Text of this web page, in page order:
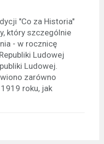
"Co za Historia"
który szczególnie
- w rocznicę
Ludowej
Ludowej.
zarówno
roku, jak